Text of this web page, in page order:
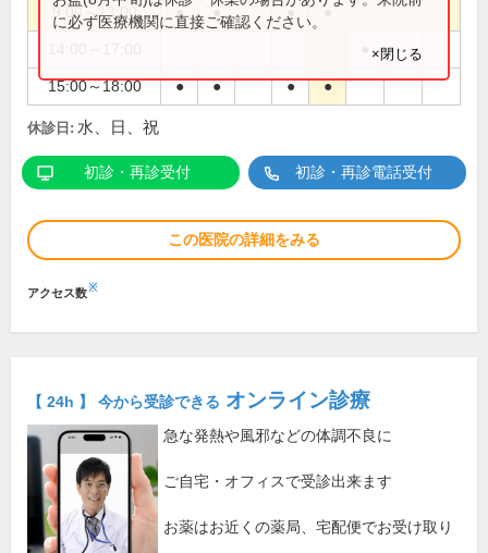
9:00～13:00 ● ● ● ●
15:00～18:00 ● ● ● ●
に必ず医療機関に直接ご確認ください。
×閉じる
休診日: 水、日、祝
初診・再診受付 初診・再診電話受付
この医院の詳細をみる
アクセス数※
【 24h 】 今から受診できる オンライン診療
急な発熱や風邪などの体調不良に
ご自宅・オフィスで受診出来ます
お薬はお近くの薬局、宅配便でお受け取り